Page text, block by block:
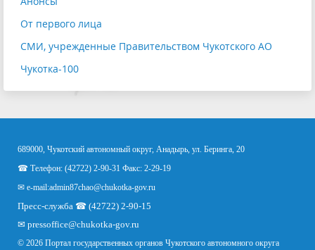
От первого лица
СМИ, учрежденные Правительством Чукотского АО
Чукотка-100
689000, Чукотский автономный округ, Анадырь, ул. Беринга, 20
☎ Телефон: (42722) 2-90-31 Факс: 2-29-19
✉ e-mail:admin87chao@chukotka-gov.ru
Пресс-служба ☎ (42722) 2-90-15
✉ pressoffice@chukotka-gov.ru
© 2026 Портал государственных органов Чукотского автономного округа